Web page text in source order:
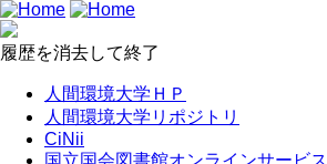
履歴を消去して終了
人間環境大学ＨＰ
人間環境大学リポジトリ
CiNii
国立国会図書館オンラインサービス